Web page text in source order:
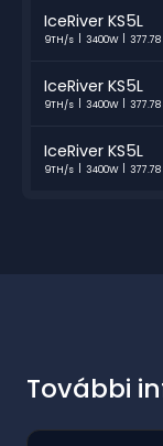
IceRiver KS5L
9TH/s 3400W
IceRiver KS5L
9TH/s 3400W
IceRiver KS5L
9TH/s 3400W
További